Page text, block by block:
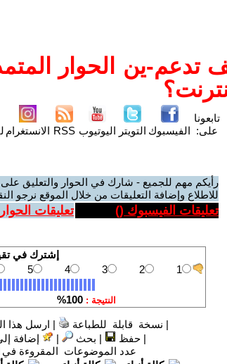
تدعم-ين الحوار
تابعونا
على: الفيسبوك التويتر اليوتيوب RSS الانستغرام
رأيكم مهم للجميع - شارك في الحوار والتعليق
للاطلاع وإضافة التعليقات من خلال الموقع نرجو
تعليقات الفيسبوك () تعليقات
| نسخة قابلة للطباعة | ارسل هذا
|حفظ | بحث | إضافة
عدد الموضوعات المقروءة في